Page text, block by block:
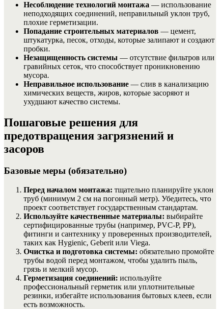
Несоблюдение технологий монтажа — использование
неподходящих соединений, неправильный уклон труб,
плохие герметизации.
Попадание строительных материалов — цемент,
штукатурка, песок, отходы, которые залипают и создают
пробки.
Незащищенность системы — отсутствие фильтров или
гравийных сеток, что способствует проникновению
мусора.
Неправильное использование — слив в канализацию
химических веществ, жиров, которые засоряют и
ухудшают качество системы.
Пошаговые решения для
предотвращения загрязнений и
засоров
Базовые меры (обязательно)
Перед началом монтажа: тщательно планируйте уклон
труб (минимум 2 см на погонный метр). Убедитесь, что
проект соответствует государственным стандартам.
Используйте качественные материалы: выбирайте
сертифицированные трубы (например, PVC-P, PP),
фитинги и сантехнику у проверенных производителей,
таких как Hygienic, Geberit или Viega.
Очистка и подготовка системы: обязательно промойте
трубы водой перед монтажом, чтобы удалить пыль,
грязь и мелкий мусор.
Герметизация соединений: используйте
профессиональный герметик или уплотнительные
резинки, избегайте использования бытовых клеев, если
есть возможность.